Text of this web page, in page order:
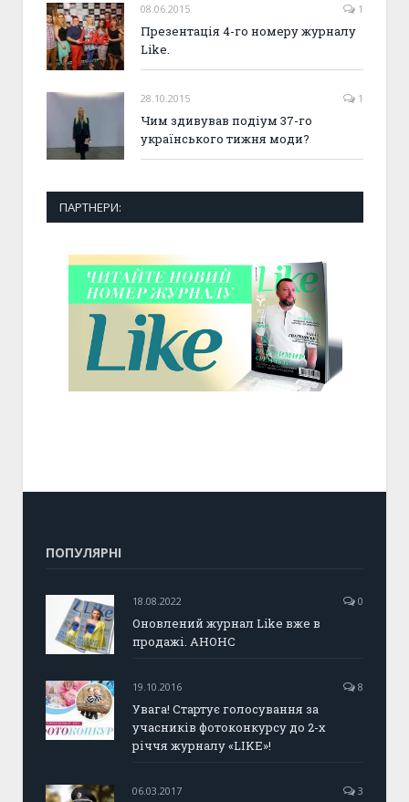
08.06.2015 1
Презентація 4-го номеру журналу
Like.
28.10.2015 1
Чим здивував подіум 37-го
українського тижня моди?
ПАРТНЕРИ:
ПОПУЛЯРНІ
18.08.2022 0
Оновлений журнал Like вже в
продажі. АНОНС
19.10.2016 8
Увага! Стартує голосування за
учасників фотоконкурсу до 2-х
річчя журналу «LIKE»!
06.03.2017 3